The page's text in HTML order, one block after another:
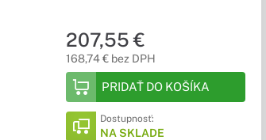
207,55 €
168,74 € bez DPH
PRIDAŤ DO KOŠÍKA
Dostupnosť:
NA SKLADE